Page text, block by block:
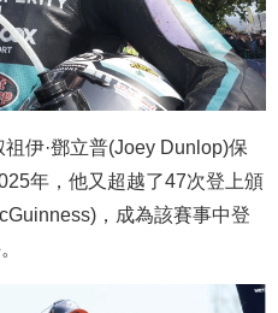
伊·鄧立普(Joey Dunlop)保
年，他又超越了47次登上頒
，成為該賽事中登